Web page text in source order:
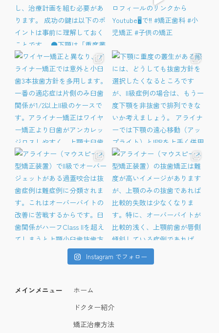
Instagram でフォロー
メインメニュー
ホーム
ドクター紹介
矯正治療方法